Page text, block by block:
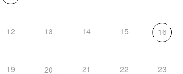
12 13 14 15 16
19 20 21 22 23